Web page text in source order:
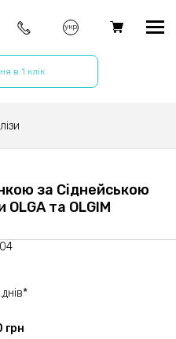
укр
в 1 клік
за Сіднейською
та OLGIM
грн